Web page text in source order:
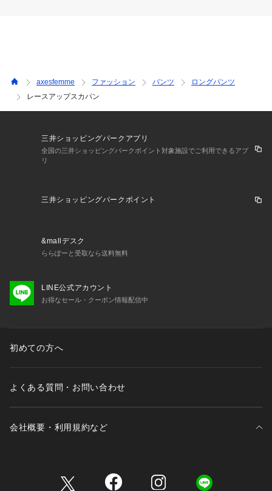
axesfemme ファッション パンツ
ロングパンツ
レースアップスカパン
三井ショッピングパークアプリ
全国の三井ショッピングパークポイント対象施設でご利用できるアプ
リ
三井ショッピングパークポイント
&mallデスク
ららぽーと受取なら送料無料
LINE公式アカウント
お得なセール・クーポン情報配信中
初めての方へ
よくある質問・お問い合わせ
会社概要・利用規約など